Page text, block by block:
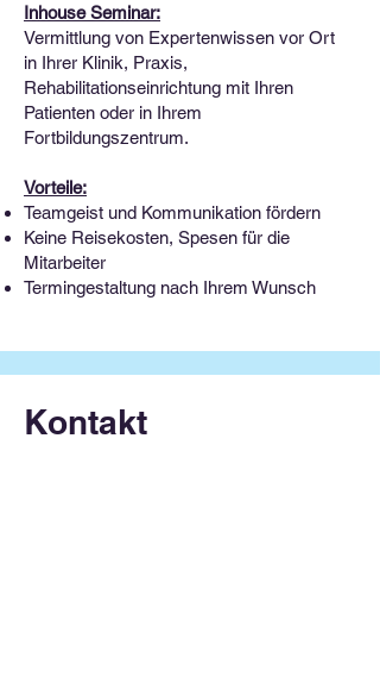
Inhouse Seminar:
Vermittlung von Expertenwissen vor Ort
in Ihrer Klinik, Praxis,
Rehabilitationseinrichtung mit Ihren
Patienten oder in Ihrem
Fortbildungszentrum.
Vorteile:
Teamgeist und Kommunikation fördern
Keine Reisekosten, Spesen für die
Mitarbeiter
Termingestaltung nach Ihrem Wunsch
Kontakt